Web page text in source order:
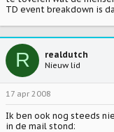
TD event breakdown is
R realdutch
Nieuw lid
17 apr 2008
Ik ben ook nog steeds
in de mail stond: